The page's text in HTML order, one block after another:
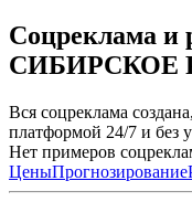
Соцреклама
СИБИРСКОЕ
Вся соцреклама
платформой 24/7 и без
Нет примеров
ЦеныПрогнозирование